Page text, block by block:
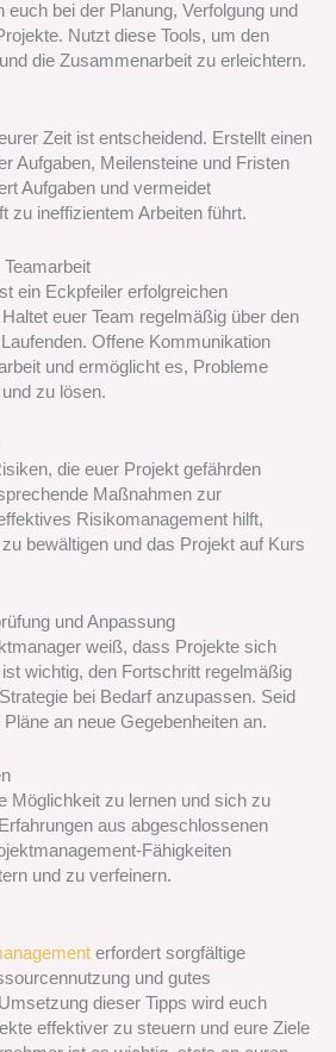
euch bei der Planung, Verfolgung und
Nutzt diese Tools, um den
die Zusammenarbeit zu erleichtern.
Zeit ist entscheidend. Erstellt einen
Aufgaben, Meilensteine und Fristen
Aufgaben und vermeidet
zu ineffizientem Arbeiten führt.
ein Eckpfeiler erfolgreichen
euer Team regelmäßig über den
Offene Kommunikation
und ermöglicht es, Probleme
zu lösen.
die euer Projekt gefährden
Maßnahmen zur
Risikomanagement hilft,
bewältigen und das Projekt auf Kurs
und Anpassung
weiß, dass Projekte sich
wichtig, den Fortschritt regelmäßig
bei Bedarf anzupassen. Seid
an neue Gegebenheiten an.
Möglichkeit zu lernen und sich zu
aus abgeschlossenen
Fähigkeiten
und zu verfeinern.
erfordert sorgfältige
und gutes
dieser Tipps wird euch
effektiver zu steuern und eure Ziele